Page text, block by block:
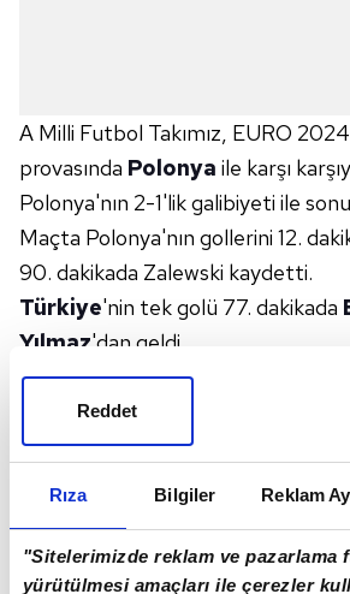
Rıza Bilgiler Reklam
"Sitelerimizde reklam ve pazarlama
yürütülmesi amaçları ile çerezler
Reddet
A Milli Futbol Takımız, EURO
provasında Polonya ile karşı
Polonya'nın 2-1'lik galibiyeti ile
Maçta Polonya'nın gollerini 12.
90. dakikada Zalewski kaydetti.
Türkiye'nin tek golü 77. dakikada
Yılmaz'dan geldi.
Vincenzo Montella
öncesi son provasında sahadan
A Milli Futbol Takımımız, EURO
Grubu'nda ilk maçında 18
İŞTE MAÇIN GOLLERİ
GOL | Polonya, Swiderski&#39;nin